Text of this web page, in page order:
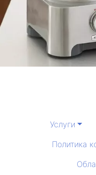
Услуги
Политика